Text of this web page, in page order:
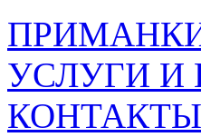
УСЛУГИ И
КОНТАКТЫ